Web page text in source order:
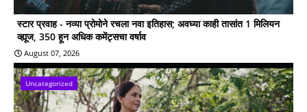
स्टार प्रवाह - नव्या प्रोमोने रचला नवा इतिहास; अवघ्या काही तासांत 1 मिलियन
व्ह्यूज, 350 हून अधिक कमेंट्सचा वर्षाव
August 07, 2026
Uncategorized